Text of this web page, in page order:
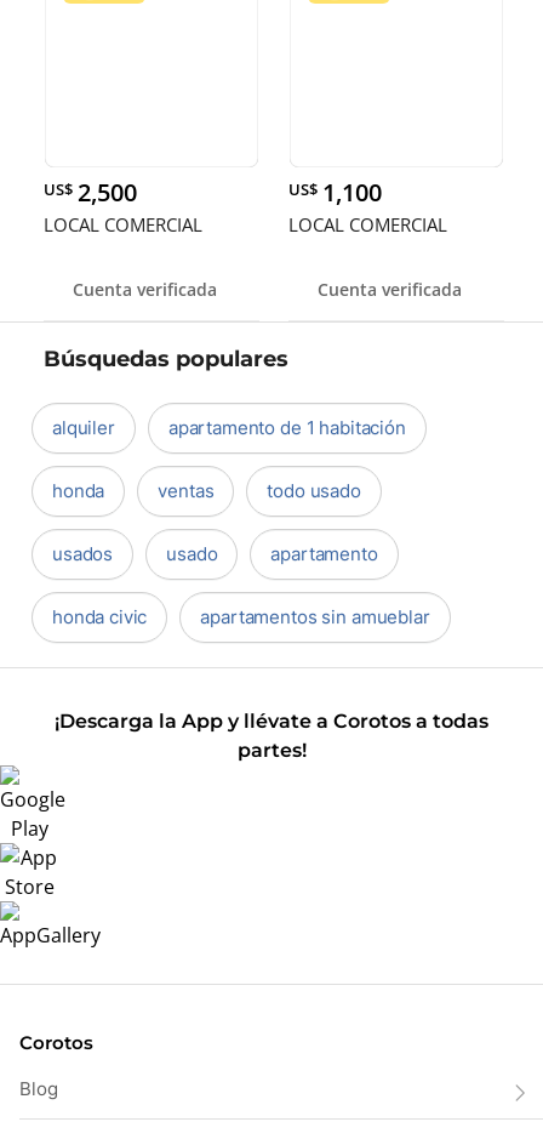
US$ 2,500
LOCAL COMERCIAL
Cuenta verificada
US$ 1,100
LOCAL COMERCIAL
Cuenta verificada
Búsquedas populares
alquiler apartamento de 1 habitación
honda ventas todo usado
usados usado apartamento
honda civic apartamentos sin amueblar
¡Descarga la App y llévate a Corotos a todas
partes!
Corotos
Blog